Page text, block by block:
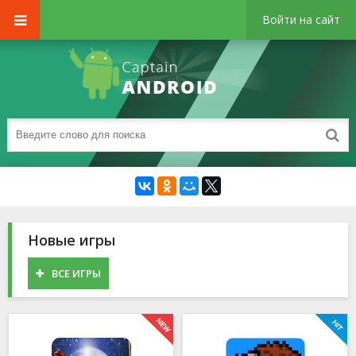
Войти на сайт
Новые игры
ВСЕ ИГРЫ